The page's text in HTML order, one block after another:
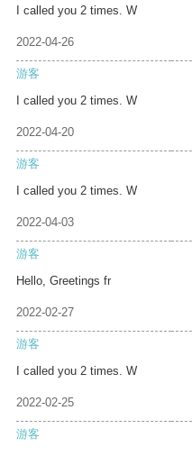
I called you 2 times. W
2022-04-26
游客
I called you 2 times. W
2022-04-20
游客
I called you 2 times. W
2022-04-03
游客
Hello, Greetings fr
2022-02-27
游客
I called you 2 times. W
2022-02-25
游客